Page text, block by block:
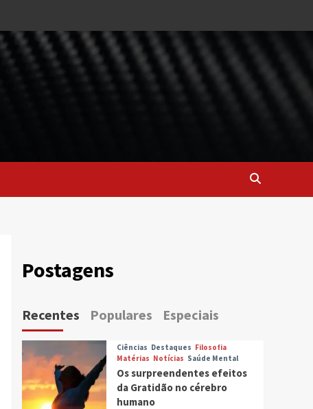
Postagens
Recentes Populares Especiais
Ciências Destaques Filosofia
Matérias Notícias Saúde Mental
Os surpreendentes efeitos
da Gratidão no cérebro
humano